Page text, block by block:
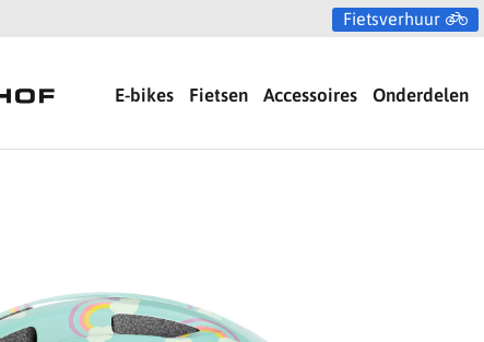
Fietsverhuur
E-bikes Fietsen Accessoires Onderdelen